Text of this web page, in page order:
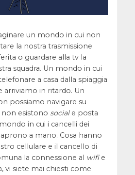
un mondo in cui non
la nostra trasmissione
o guardare alla tv la
squadra. Un mondo in cui
a casa dalla spiaggia
arriviamo in ritardo. Un
possiamo navigare su
esistono sociale posta
in cui i cancelli dei
aprono a mano. Cosa hanno
cellulare e il cancello di
la connessione al wifie
vi siete mai chiesti come